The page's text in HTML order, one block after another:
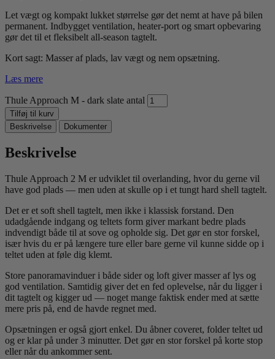
Let vægt og kompakt lukket størrelse gør det nemt at have på bilen
permanent. Indbygget ventilation, heater-port og smart opbevaring
gør det til et fleksibelt all-season tagtelt.
Kort sagt: Masser af plads, lav vægt og nem opsætning.
Læs mere
Thule Approach M - dark slate antal
Tilføj til kurv
Beskrivelse
Dokumenter
Beskrivelse
Thule Approach 2 M er udviklet til overlanding, hvor du gerne vil
have god plads — men uden at skulle op i et tungt hard shell tagtelt.
Det er et soft shell tagtelt, men ikke i klassisk forstand. Den
udadgående indgang og teltets form giver markant bedre plads
indvendigt både til at sove og opholde sig. Det gør en stor forskel,
især hvis du er på længere ture eller bare gerne vil kunne sidde op i
teltet uden at føle dig klemt.
Store panoramavinduer i både sider og loft giver masser af lys og
god ventilation. Samtidig giver det en fed oplevelse, når du ligger i
dit tagtelt og kigger ud — noget mange faktisk ender med at sætte
mere pris på, end de havde regnet med.
Opsætningen er også gjort enkel. Du åbner coveret, folder teltet ud
og er klar på under 3 minutter. Det gør en stor forskel på korte stop
eller når du ankommer sent.